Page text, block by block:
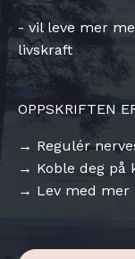
- vil leve mer
livskraft
OPPSKRIFTEN
→ Regulér
→ Koble deg på
→ Lev med mer